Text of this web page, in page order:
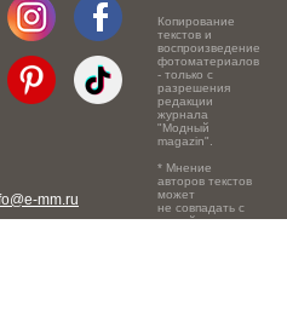
mm.ru
Копирование
текстов и
воспроизведение
фотоматериалов
- только с
разрешения
редакции
журнала
"Модный
magazin".
* Мнение
авторов текстов
может
не совпадать с
точкой зрения